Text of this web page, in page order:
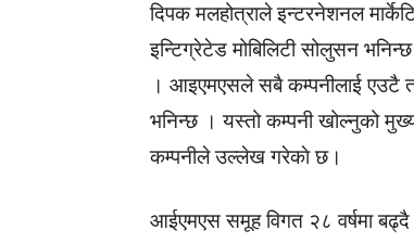
दिपक मलहोत्राले इन्टरनेशनल
इन्टिग्रेटेड मोबिलिटी सोलुसन
। आइएमएसले सबै कम्पनीलाई एउटै
भनिन्छ । यस्तो कम्पनी खोल्नुको मुख्य
कम्पनीले उल्लेख गरेकाे छ।
आईएमएस समूह विगत २८ वर्षमा